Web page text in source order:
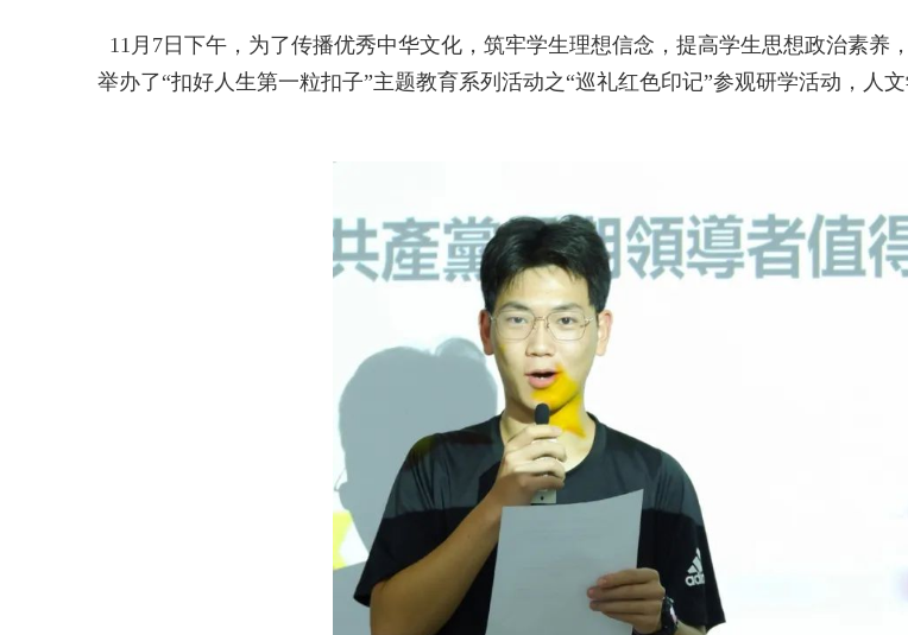
11月7日下午，为了传播优秀中华文化，筑牢学生理想信念，提高学生思想政治素养
举办了“扣好人生第一粒扣子”主题教育系列活动之“巡礼红色印记”参观研学活动，人